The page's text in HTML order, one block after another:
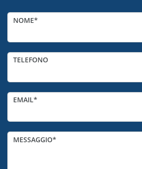
NOME
TELEFONO
EMAIL
MESSAGGIO